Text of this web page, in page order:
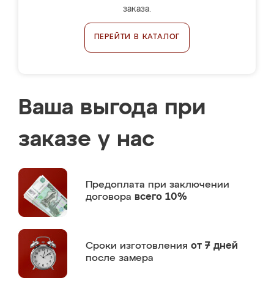
заказа.
ПЕРЕЙТИ В КАТАЛОГ
Ваша выгода при
заказе у нас
Предоплата при заключении
договора всего 10%
Сроки изготовления от 7 дней
после замера